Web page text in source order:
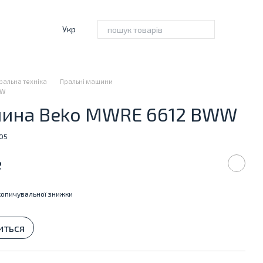
Укр
техніка
Пральні машини
Beko MWRE 6612 BWW
знижки